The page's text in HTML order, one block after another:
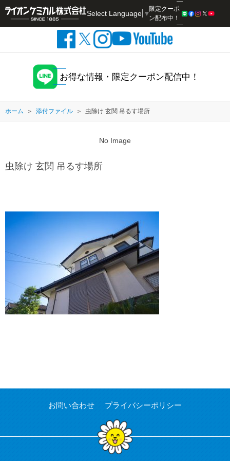
Select Language ▼
限定クーポ
ン配布中！
お得な情報・限定クーポン配信中！
ホーム 添付ファイル 虫除け 玄関 吊るす場所
No Image
虫除け 玄関 吊るす場所
お問い合わせ プライバシーポリシー
検索